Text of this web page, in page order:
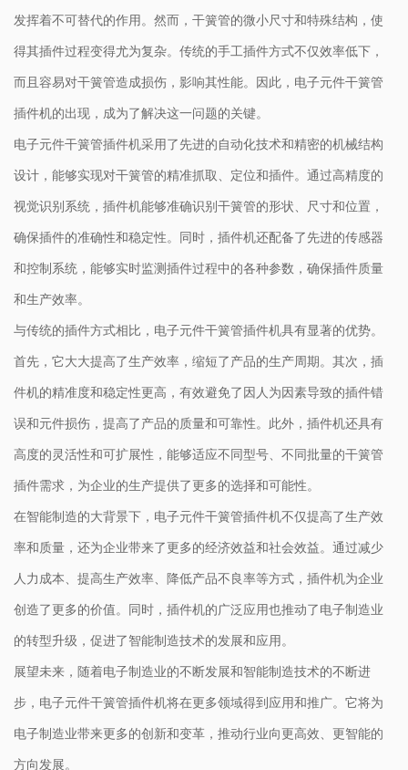
发挥着不可替代的作用。然而，干簧管的微小尺寸和特殊结构，使
得其插件过程变得尤为复杂。传统的手工插件方式不仅效率低下，
而且容易对干簧管造成损伤，影响其性能。因此，电子元件干簧管
插件机的出现，成为了解决这一问题的关键。
电子元件干簧管插件机采用了先进的自动化技术和精密的机械结构
设计，能够实现对干簧管的精准抓取、定位和插件。通过高精度的
视觉识别系统，插件机能够准确识别干簧管的形状、尺寸和位置，
确保插件的准确性和稳定性。同时，插件机还配备了先进的传感器
和控制系统，能够实时监测插件过程中的各种参数，确保插件质量
和生产效率。
与传统的插件方式相比，电子元件干簧管插件机具有显著的优势。
首先，它大大提高了生产效率，缩短了产品的生产周期。其次，插
件机的精准度和稳定性更高，有效避免了因人为因素导致的插件错
误和元件损伤，提高了产品的质量和可靠性。此外，插件机还具有
高度的灵活性和可扩展性，能够适应不同型号、不同批量的干簧管
插件需求，为企业的生产提供了更多的选择和可能性。
在智能制造的大背景下，电子元件干簧管插件机不仅提高了生产效
率和质量，还为企业带来了更多的经济效益和社会效益。通过减少
人力成本、提高生产效率、降低产品不良率等方式，插件机为企业
创造了更多的价值。同时，插件机的广泛应用也推动了电子制造业
的转型升级，促进了智能制造技术的发展和应用。
展望未来，随着电子制造业的不断发展和智能制造技术的不断进
步，电子元件干簧管插件机将在更多领域得到应用和推广。它将为
电子制造业带来更多的创新和变革，推动行业向更高效、更智能的
方向发展。